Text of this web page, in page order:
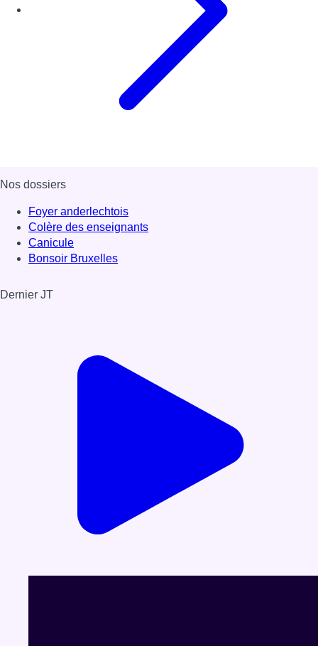
Nos dossiers
Foyer anderlechtois
Colère des enseignants
Canicule
Bonsoir Bruxelles
Dernier JT